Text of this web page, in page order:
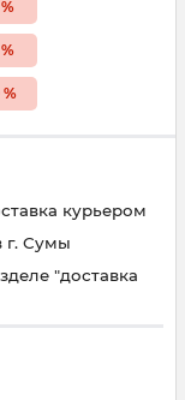
%
%
курьером
г. Сумы
"доставка